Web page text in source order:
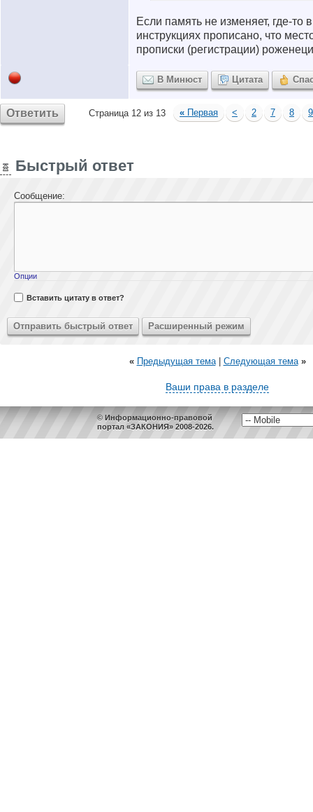
Если память не изменяет, где-то
инструкциях прописано, что
прописки (регистрации)
В Минюст Цитата
Ответить Страница 12 из 13 « Первая < 2 7 8 9
Быстрый ответ
Сообщение:
Опции
Вставить цитату в ответ?
« Предыдущая тема| Следующая тема »
Ваши права в разделе
© Информационно-правовой
портал «ЗАКОНИЯ» 2008-2026.